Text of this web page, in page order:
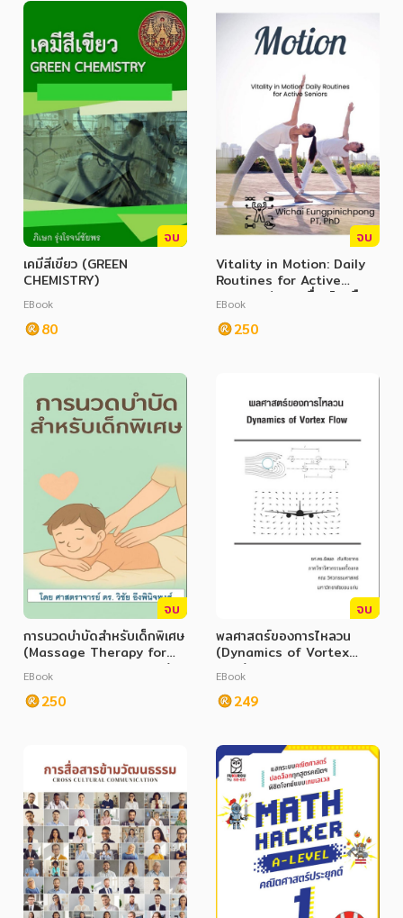
อาหาร สุขภาพ การแพทย์
ศิลปะ บันเทิง กีฬา ท่องเที่ยว
สังคม วัฒนธรรม การปกครอง ศาสนาและปรัชญา
ศาสนา และปรัชญา
กฎหมาย สัญญา ภาษี
การเงิน การลงทุน บริหาร
นิตยสาร หนังสือพิมพ์
ครอบครัว
วรรณกรรม
การเกษตร ชีววิทยา
การเรียน การศึกษา
เทคโนโลยี การสื่อสาร วิทยาศาสตร์
หนังสือเด็ก
การพัฒนาตนเอง
ความรู้ทั่วไป
การ์ตูนความรู้ การ์ตูน
การ์ตูนมังงะ (Manga)
จบ
เคมีสีเขียว (GREEN
CHEMISTRY)
EBook
80
จบ
Vitality in Motion: Daily
Routines for Active
Seniors (การเคลื่อนไหวคือ
ชีวิต: การออกกำลังกายประจำ
วันสำหรับผู้สูงอายุ)
EBook
250
จบ
การนวดบำบัดสำหรับเด็กพิเศษ
(Massage Therapy for
Childrend with Autism)
EBook
250
จบ
พลศาสตร์ของการไหลวน
(Dynamics of Vortex
Flow)
EBook
249